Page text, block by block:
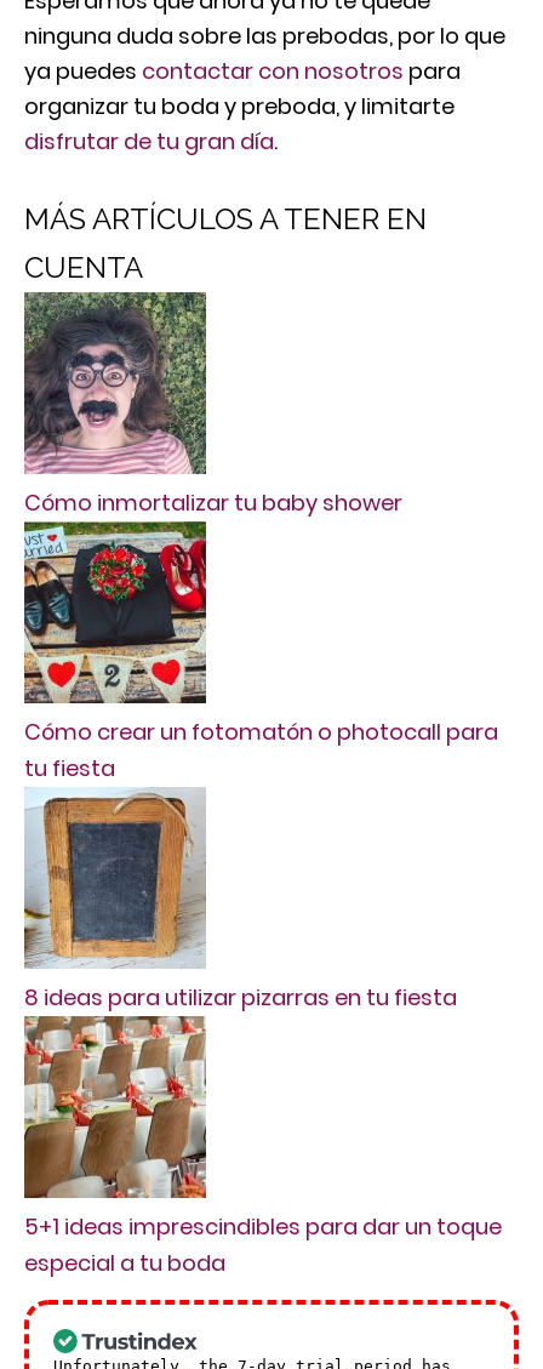
ninguna duda sobre las prebodas, por lo que
ya puedes contactar con nosotros para
organizar tu boda y preboda, y limitarte
disfrutar de tu gran día.
MÁS ARTÍCULOS A TENER EN
CUENTA
Cómo inmortalizar tu baby shower
Cómo crear un fotomatón o photocall para
tu fiesta
8 ideas para utilizar pizarras en tu fiesta
5+1 ideas imprescindibles para dar un toque
especial a tu boda